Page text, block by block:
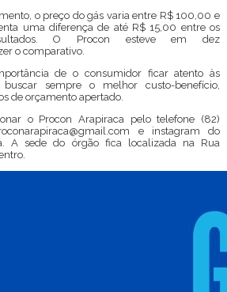
o preço do gás varia entre R$ 100,00 e
uma diferença de até R$ 15,00 entre os
O Procon esteve em dez
o comparativo.
de o consumidor ficar atento às
sempre o melhor custo-benefício,
de orçamento apertado.
o Procon Arapiraca pelo telefone (82)
e instagram do
. A sede do órgão fica localizada na Rua